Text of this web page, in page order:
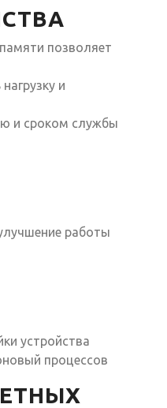
позволяет
и
и сроком службы
работы
устройства
процессов